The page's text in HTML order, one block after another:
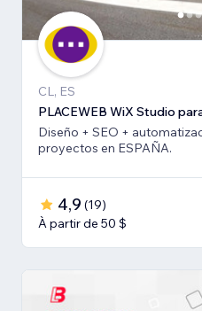
CL, ES
PLACEWEB WiX Studio
Diseño + SEO +
proyectos en ESPAÑA.
4,9 (19)
À partir de 50 $